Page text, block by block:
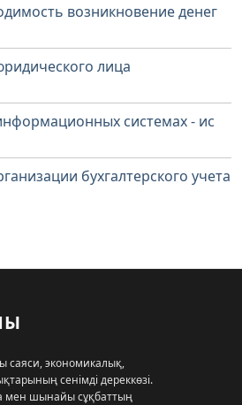
возникновение денег
лица
системах - ис
бухгалтерского учета
саяси, экономикалық,
сенімді дереккөзі.
мен шынайы сұқбаттың